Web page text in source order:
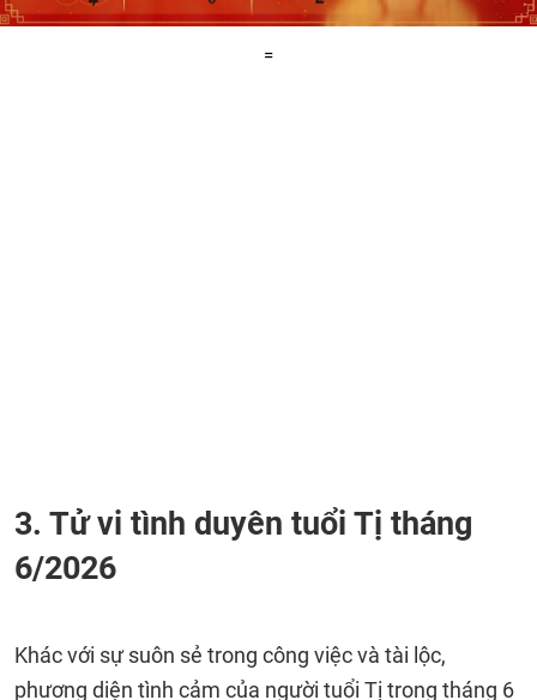
=
3. Tử vi tình duyên tuổi Tị tháng
6/2026
Khác với sự suôn sẻ trong công việc và tài lộc,
phương diện tình cảm của người tuổi Tị trong tháng 6